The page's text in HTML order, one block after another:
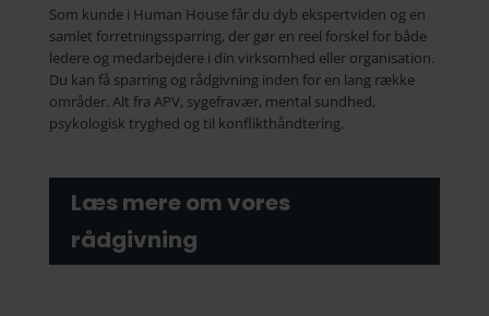
Som kunde i Human House får du dyb ekspertviden og en
samlet forretningssparring, der gør en reel forskel for både
ledere og medarbejdere i din virksomhed eller organisation.
Du kan få sparring og rådgivning inden for en lang række
områder. Alt fra APV, sygefravær, mental sundhed,
psykologisk tryghed og til konflikthåndtering.
Læs mere om vores
rådgivning